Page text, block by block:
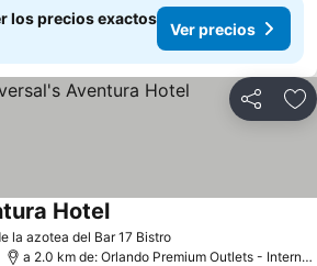
los precios exactos
Ver precios
Compartir
la azotea del Bar 17 Bistro
Hotel
a 2.0 km de: Orlando Premium Outlets - International Drive